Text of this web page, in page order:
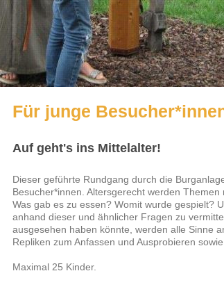
Für junge
Auf geht's ins Mittelalter!
Dieser geführte Rundgang durch die
Besucher*innen. Altersgerecht werden
Was gab es zu essen? Womit wurde gespielt?
anhand dieser und ähnlicher Fragen zu
ausgesehen haben könnte, werden alle Sinne
Repliken zum Anfassen und Ausprobieren
Maximal 25 Kinder.